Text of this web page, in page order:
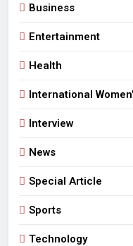
Business
Entertainment
Health
International
Interview
News
Special Article
Sports
Technology